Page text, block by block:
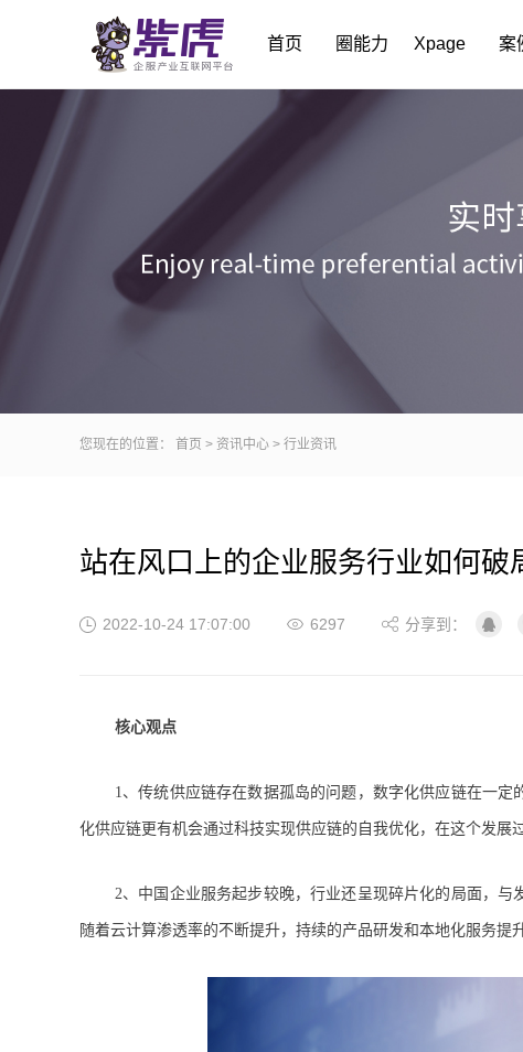
首页 圈能力 Xpage 案
您现在的位置： 首页 > 资讯中心 > 行业资讯
站在风口上的企业服务行业如何破
2022-10-24 17:07:00 6297 分享到：
核心观点
1、传统供应链存在数据孤岛的问题，数字化供应链在一
化供应链更有机会通过科技实现供应链的自我优化，在这个发展
2、中国企业服务起步较晚，行业还呈现碎片化的局面，与
随着云计算渗透率的不断提升，持续的产品研发和本地化服务提